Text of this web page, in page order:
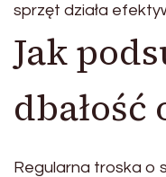
sprzęt działa
Jak
dbałość
Regularna troska o